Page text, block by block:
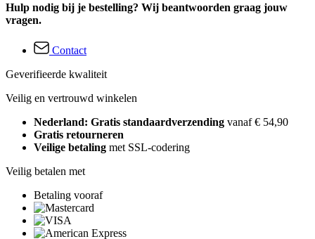
Hulp nodig bij je bestelling? Wij beantwoorden graag jouw
vragen.
Contact
Geverifieerde kwaliteit
Veilig en vertrouwd winkelen
Nederland: Gratis standaardverzending vanaf € 54,90
Gratis retourneren
Veilige betaling met SSL-codering
Veilig betalen met
Betaling vooraf